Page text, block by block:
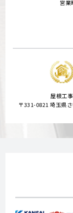
営業
屋根工
〒331-0821 埼玉県